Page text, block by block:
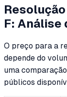
Resolução
F: Análise
O preço para a
depende do
uma
públicos